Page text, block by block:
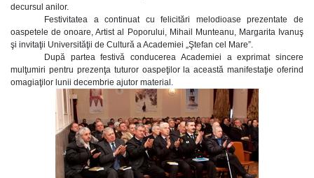
decursul anilor.
Festivitatea a continuat cu felicitări melodioase prezentate de
oaspetele de onoare, Artist al Poporului, Mihail Munteanu, Margarita Ivanuş
şi invitaţii Universităţii de Cultură a Academiei „Ştefan cel Mare”.
După partea festivă conducerea Academiei a exprimat sincere
mulţumiri pentru prezenţa tuturor oaspeţilor la această manifestaţie oferind
omagiaţilor lunii decembrie ajutor material.